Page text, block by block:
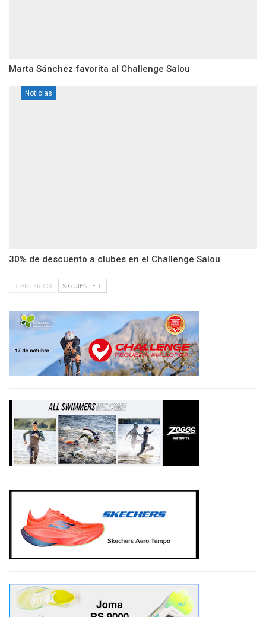
Marta Sánchez favorita al Challenge Salou
Noticias
30% de descuento a clubes en el Challenge Salou
ANTERIOR SIGUIENTE